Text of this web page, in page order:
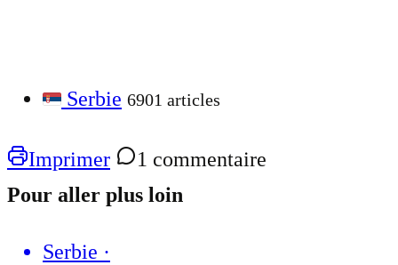
Serbie 6901 articles
Imprimer
1 commentaire
Pour aller plus loin
Serbie ·